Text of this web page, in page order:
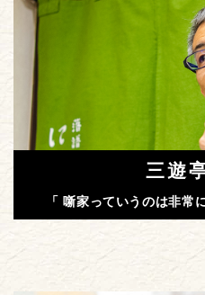
三遊
「 噺家っていうのは非常